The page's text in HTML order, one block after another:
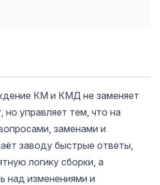
КМ и КМД не заменяет
но управляет тем, что на
заменами и
заводу быстрые ответы,
логику сборки, а
над изменениями и